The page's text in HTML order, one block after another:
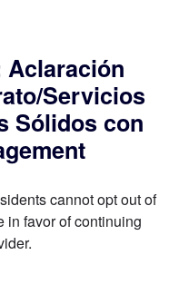
Servicios
Sólidos con
cannot opt out of
in favor of continuing